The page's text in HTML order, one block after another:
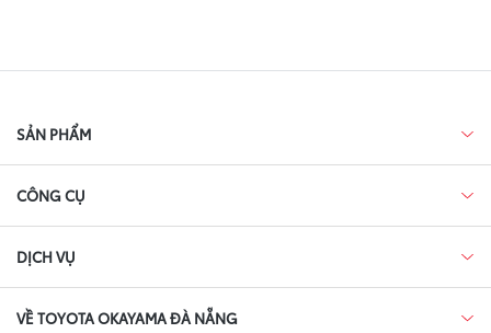
SẢN PHẨM
CÔNG CỤ
DỊCH VỤ
VỀ TOYOTA OKAYAMA ĐÀ NẴNG